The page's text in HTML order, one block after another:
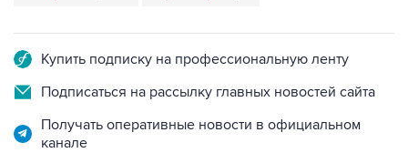
Купить подписку на профессиональную ленту
Подписаться на рассылку главных новостей сайта
Получать оперативные новости в официальном
канале